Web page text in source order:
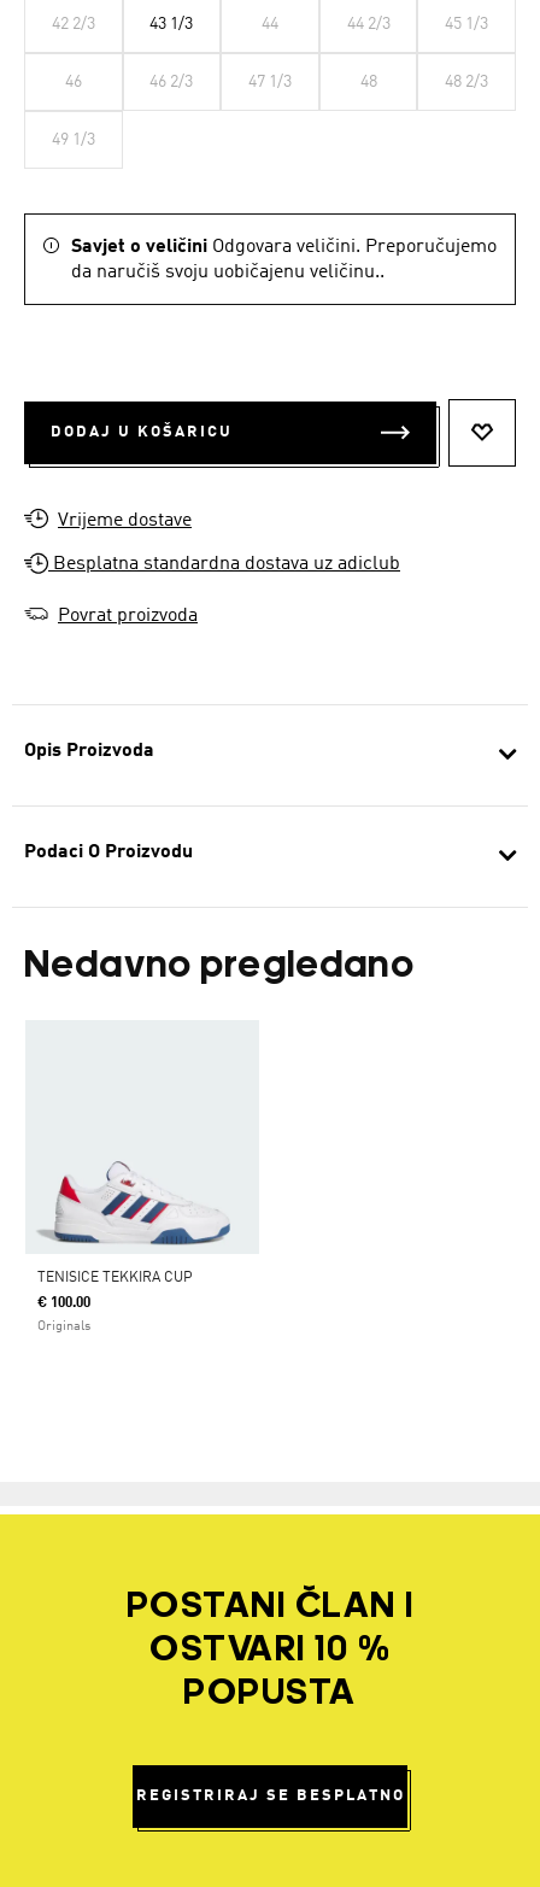
Opis Proizvoda
Podaci O Proizvodu
Nedavno pregledano
TENISICE TEKKIRA CUP
€ 100.00
Originals
42 2/3 43 1/3 44 44 2/3 45 1/3
46 46 2/3 47 1/3 48 48 2/3
49 1/3
Savjet o veličini Odgovara veličini. Preporučujemo
da naručiš svoju uobičajenu veličinu..
DODAJ U KOŠARICU
Vrijeme dostave
Besplatna standardna dostava uz adiclub
Povrat proizvoda
POSTANI ČLAN I
OSTVARI 10 %
POPUSTA
REGISTRIRAJ SE BESPLATNO